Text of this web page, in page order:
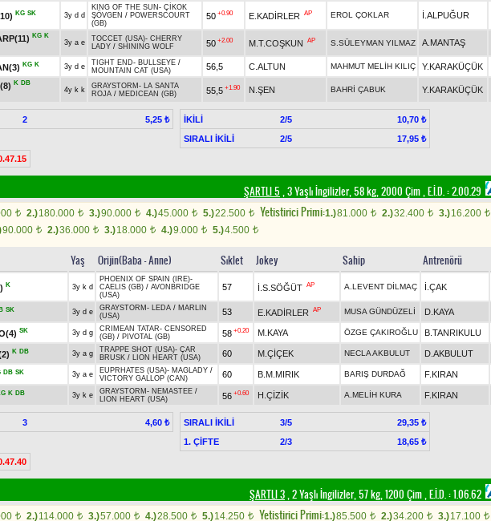
KG SK 3y d d
KING OF THE SUN - ÇİKOK
ŞÖVGEN / POWERSCOURT
(GB)
50 +0.90 E.KADİRLER AP EROL ÇOKLAR İ.ALPUĞUR
KG K
3y a e TOCCET (USA)- CHERRY
LADY / SHINING WOLF 50 +2.00 M.T.COŞKUN AP S.SÜLEYMAN YILMAZ A.MANTAŞ
KG K 3y d e TIGHT END- BULLSEYE /
MOUNTAIN CAT (USA)
56,5 C.ALTUN MAHMUT MELİH KILIÇ Y.KARAKÜÇÜK
K DB
4y k k GRAYSTORM - LA SANTA
ROJA / MEDICEAN (GB) 55,5 +1.90 N.ŞEN BAHRİ ÇABUK Y.KARAKÜÇÜK
2 5,25 ₺ İKİLİ 2/5
10,70 ₺
SIRALI İKİLİ
2/5 17,95 ₺
ŞARTLI 5 , 3 Yaşlı İngilizler, 58 kg, 2000 Çim,E.İ.D. :2.00.29
t 2.)180.000 t 3.)90.000 t 4.)45.000 t 5.)22.500 t Yetistirici Primi:1.)81.000 t 2.)32.400 t 3.)16.200 t
90.000 t 2.)36.000 t 3.)18.000 t 4.)9.000 t 5.)4.500 t
Yaş Orijin(Baba - Anne) Sıklet Jokey Sahip Antrenörü
K 3y k d
PHOENIX OF SPAIN (IRE)-
CAELIS (GB) / AVONBRIDGE
(USA)
57 İ.S.SÖĞÜT AP A.LEVENT DİLMAÇ İ.ÇAK
SK 3y d e GRAYSTORM - LEDA / MARLIN
(USA)
53 E.KADİRLER AP MUSA GÜNDÜZELİ D.KAYA
SK 3y d g CRIMEAN TATAR- CENSORED
(GB) / PIVOTAL (GB) 58 +0.20 M.KAYA ÖZGE ÇAKIROĞLU B.TANRIKULU
K DB 3y a g TRAPPE SHOT (USA)- ÇAR
BRUSK / LION HEART (USA) 60 M.ÇİÇEK NECLA AKBULUT D.AKBULUT
DB SK 3y a e EUPRHATES (USA)- MAGLADY /
VICTORY GALLOP (CAN)
60 B.M.MIRIK BARIŞ DURDAĞ F.KIRAN
K DB 3y k e GRAYSTORM - NEMASTEE /
LION HEART (USA)
56 +0.60 H.ÇİZİK A.MELİH KURA F.KIRAN
3 4,60 ₺ SIRALI İKİLİ 3/5
29,35 ₺
1. ÇİFTE
2/3 18,65 ₺
ŞARTLI 3, 2 Yaşlı İngilizler, 57 kg, 1200 Çim,E.İ.D. :1.06.62
t 2.)114.000 t 3.)57.000 t 4.)28.500 t 5.)14.250 t Yetistirici Primi:1.)85.500 t 2.)34.200 t 3.)17.100 t